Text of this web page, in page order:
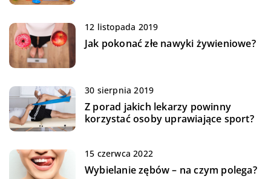
12 listopada 2019
Jak pokonać złe nawyki żywieniowe?
30 sierpnia 2019
Z porad jakich lekarzy powinny
korzystać osoby uprawiające sport?
15 czerwca 2022
Wybielanie zębów – na czym polega?